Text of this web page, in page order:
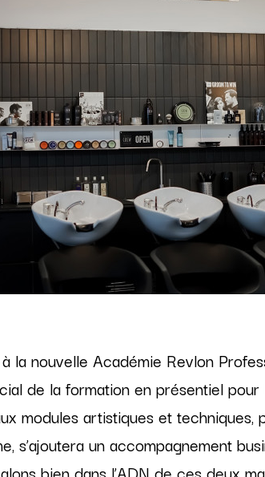
la nouvelle Académie Revlon
de la formation en présentiel
modules artistiques et
s’ajoutera un accompagnement